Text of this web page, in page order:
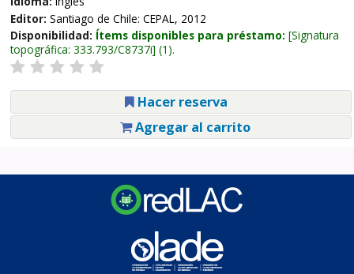
Editor: Santiago de Chile: CEPAL, 2012
Disponibilidad: Ítems disponibles para préstamo: Signatura
topográfica: 333.793/C8737i (1).
Hacer reserva
Agregar al carrito